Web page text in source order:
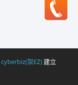
cyberbiz(架EZ)建立